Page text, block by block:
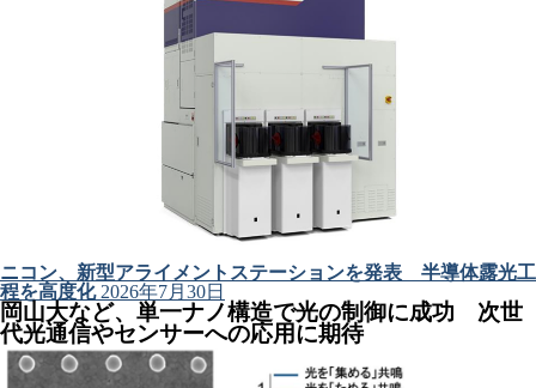
ニコン、新型アライメントステーションを発表 半導体露光工
程を高度化 2026年7月30日
岡山大など、単一ナノ構造で光の制御に成功 次世
代光通信やセンサーへの応用に期待